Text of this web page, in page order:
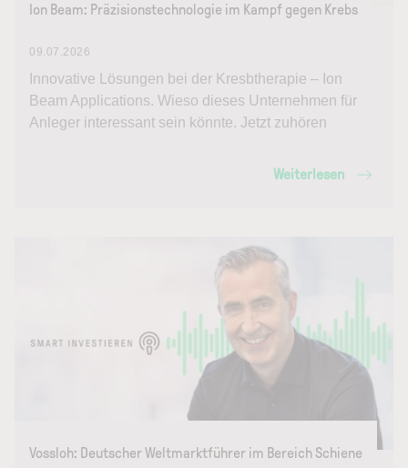
Ion Beam: Präzisionstechnologie im Kampf gegen Krebs
09.07.2026
Innovative Lösungen bei der Kresbtherapie – Ion
Beam Applications. Wieso dieses Unternehmen für
Anleger interessant sein könnte. Jetzt zuhören
Weiterlesen
Vossloh: Deutscher Weltmarktführer im Bereich Schiene